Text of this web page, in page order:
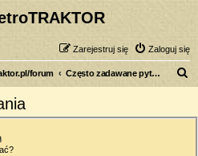
Zaloguj się
Zarejestruj się
forum Często zadawane pytania